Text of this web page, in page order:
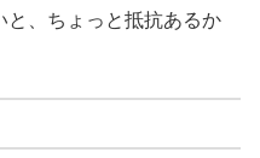
と、ちょっと抵抗あるか